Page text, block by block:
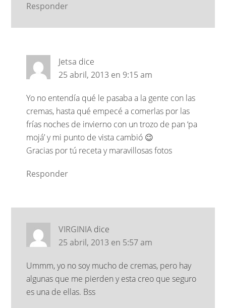
Responder
Jetsa dice
25 abril, 2013 en 9:15 am
Yo no entendía qué le pasaba a la gente con las
cremas, hasta qué empecé a comerlas por las
frías noches de invierno con un trozo de pan ‘pa
mojá’ y mi punto de vista cambió 😉
Gracias por tú receta y maravillosas fotos
Responder
VIRGINIA dice
25 abril, 2013 en 5:57 am
Ummm, yo no soy mucho de cremas, pero hay
algunas que me pierden y esta creo que seguro
es una de ellas. Bss